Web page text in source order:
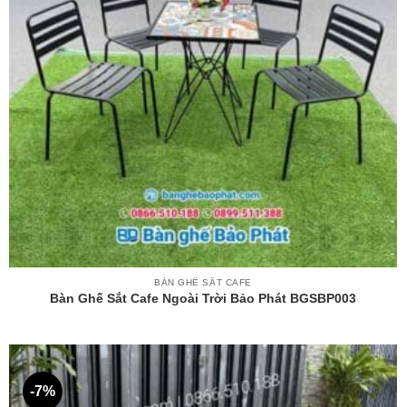
BÀN GHẾ SẮT CAFE
Bàn Ghế Sắt Cafe Ngoài Trời Bảo Phát BGSBP003
-7%